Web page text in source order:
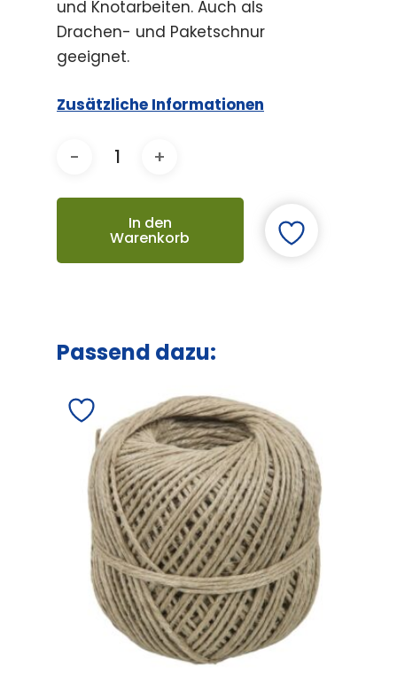
und Knotarbeiten. Auch als
Drachen- und Paketschnur
geeignet.
Zusätzliche Informationen
In den
Warenkorb
Passend dazu: